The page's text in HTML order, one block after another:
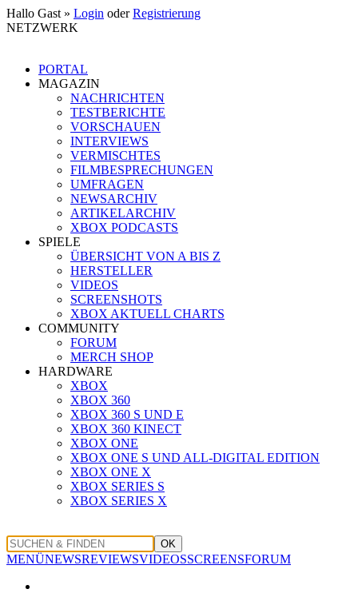
Hallo Gast » Login oderRegistrierung
NETZWERK
PORTAL
MAGAZIN
NACHRICHTEN
TESTBERICHTE
VORSCHAUEN
INTERVIEWS
VERMISCHTES
FILMBESPRECHUNGEN
UMFRAGEN
NEWSARCHIV
ARTIKELARCHIV
XBOX PODCASTS
SPIELE
ÜBERSICHT VON A BIS Z
HERSTELLER
VIDEOS
SCREENSHOTS
XBOX AKTUELL CHARTS
COMMUNITY
FORUM
MERCH SHOP
HARDWARE
XBOX
XBOX 360
XBOX 360 S UND E
XBOX 360 KINECT
XBOX ONE
XBOX ONE S UND ALL-DIGITAL EDITION
XBOX ONE X
XBOX SERIES S
XBOX SERIES X
OK
MENÜNEWSREVIEWSVIDEOSSCREENSFORUM